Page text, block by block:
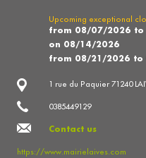
1 rue du Paquier 71240
0385449129
Contact us
https://www.mairielaives.com
Upcoming exceptional
from 08/07/2026
on 08/14/2026
from 08/21/2026 to